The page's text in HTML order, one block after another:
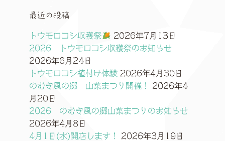
最近の投稿
トウモロコシ収穫祭
2026年7月13日
2026 トウモロコシ収穫祭のお知らせ
2026年6月24日
トウモロコシ植付け体験 2026年4月30日
のむき風の郷 山菜まつり開催！
2026年4
月20日
2026 のむき風の郷山菜まつりのお知らせ
2026年4月8日
4月1日(水)開店します！
2026年3月19日